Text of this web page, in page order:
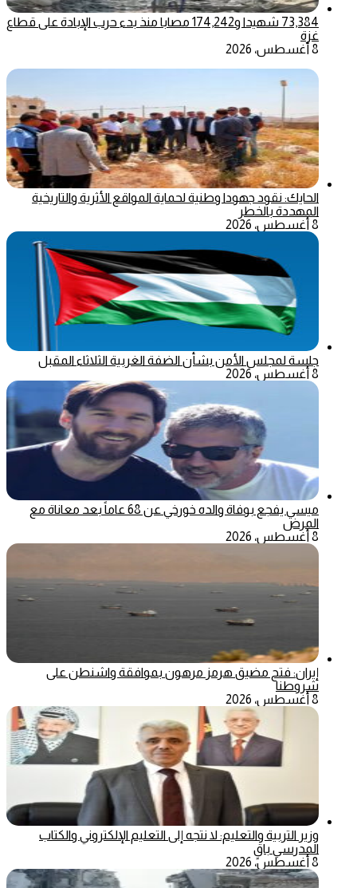
73,384 شهيدا و174,242 مصابا منذ بدء حرب الإبادة على قطاع
غزة
8 أغسطس، 2026
الحايك: نقود جهودا وطنية لحماية المواقع الأثرية والتاريخية
المهددة بالخطر
8 أغسطس، 2026
جلسة لمجلس الأمن بشأن الضفة الغربية الثلاثاء المقبل
8 أغسطس، 2026
ميسي يفجع بوفاة والده خورخي عن 68 عاماً بعد معاناة مع
المرض
8 أغسطس، 2026
إيران: فتح مضيق هرمز مرهون بموافقة واشنطن على
شروطنا
8 أغسطس، 2026
وزير التربية والتعليم: لا نتجه إلى التعليم الإلكتروني والكتاب
المدرسي باقٍ
8 أغسطس، 2026